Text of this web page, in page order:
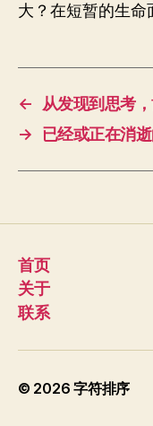
大？在短暂的生命
←
从发现到思考
→
已经或正在消
首页
关于
联系
© 2026字符排序